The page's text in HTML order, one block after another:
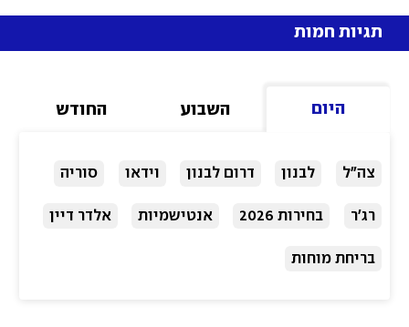
תגיות חמות
היום השבוע החודש
צה"ל לבנון דרום לבנון וידאו סוריה
רג'ר בחירות 2026 אנטישמיות אלדר דיין
בריחת מוחות